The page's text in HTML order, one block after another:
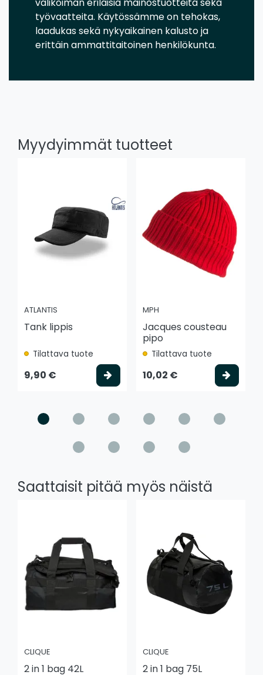
valikoiman erilaisia mainostuotteita sekä
työvaatteita. Käytössämme on tehokas,
laadukas sekä nykyaikainen kalusto ja
erittäin ammattitaitoinen henkilökunta.
Myydyimmät tuotteet
ATLANTIS
Tank lippis
Tilattava tuote
9,90 € Valitse vaihtoehto
MPH
Jacques cousteau
pipo
Tilattava tuote
10,02 €
Saattaisit pitää myös näistä
CLIQUE
2 in 1 bag 42L
CLIQUE
2 in 1 bag 75L